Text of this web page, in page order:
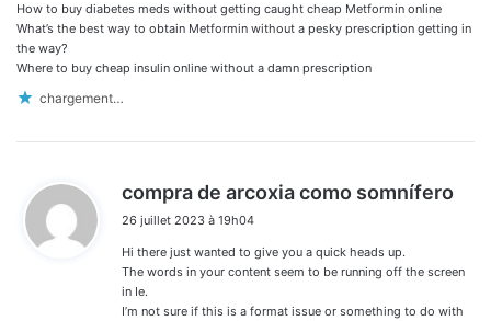
:
How to buy diabetes meds without getting caught cheap Metformin online
What’s the best way to obtain Metformin without a pesky prescription getting in
the way?
Where to buy cheap insulin online without a damn prescription
chargement…
compra de arcoxia como somnífero
:
26 juillet 2023 à 19h04
Hi there just wanted to give you a quick heads up.
The words in your content seem to be running off the screen
in Ie.
I’m not sure if this is a format issue or something to do with